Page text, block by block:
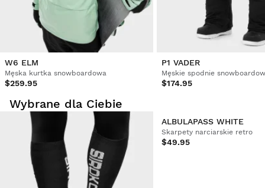
W6 ELM
Męska kurtka snowboardowa
$259.95
P1 VADER
Męskie spodnie
$174.95
Wybrane dla Ciebie
ALBULAPASS WHITE
Skarpety narciarskie retro
$49.95